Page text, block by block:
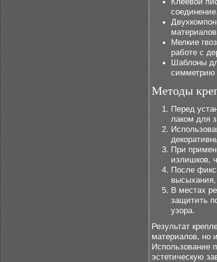
Мелкие
работе с
Шаблоны
симметрию
Методы
Перед
лаком для
При
излишков,
После
высыхания,
В местах
защитить
узора.
Результат
материалов, но
Использование
эстетическую